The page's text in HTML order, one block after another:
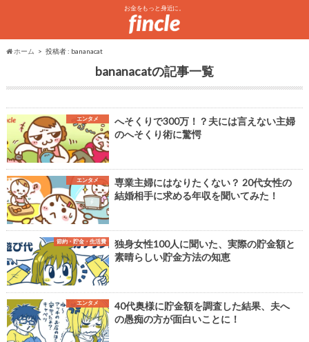
お金をもっと身近に。
ホーム 投稿者 : bananacat
bananacat
エンタメ
へそくりで300万！？夫には言えない主婦
のへそくり術に驚愕
エンタメ
専業主婦にはなりたくない？ 20代女性の
結婚相手に求める年収を聞いてみた！
節約・貯金・生活費
独身女性100人に聞いた、実際の貯金額と
素晴らしい貯金方法の知恵
エンタメ
40代奥様に貯金額を調査した結果、夫へ
の愚痴の方が面白いことに！